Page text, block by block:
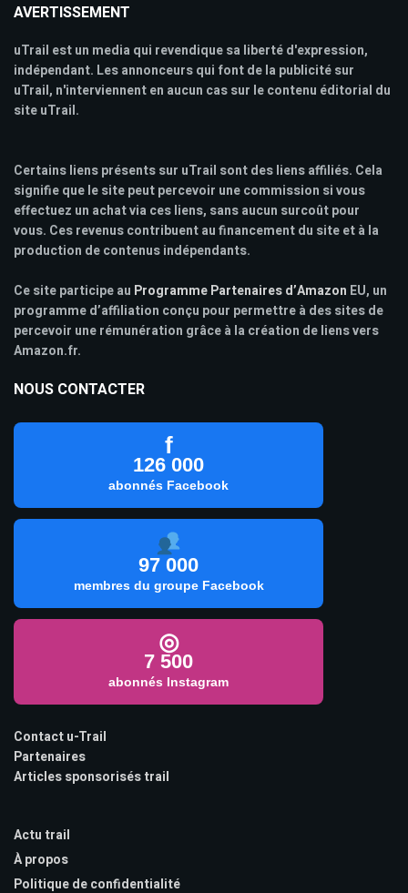
AVERTISSEMENT
uTrail est un media qui revendique sa liberté d'expression,
indépendant. Les annonceurs qui font de la publicité sur
uTrail, n'interviennent en aucun cas sur le contenu éditorial du
site uTrail.
Certains liens présents sur uTrail sont des liens affiliés. Cela
signifie que le site peut percevoir une commission si vous
effectuez un achat via ces liens, sans aucun surcoût pour
vous. Ces revenus contribuent au financement du site et à la
production de contenus indépendants.
Ce site participe au Programme Partenaires d’Amazon EU, un
programme d’affiliation conçu pour permettre à des sites de
percevoir une rémunération grâce à la création de liens vers
Amazon.fr.
NOUS CONTACTER
f
126 000
abonnés Facebook
97 000
membres du groupe Facebook
◎
7 500
abonnés Instagram
Contact u-Trail
Partenaires
Articles sponsorisés trail
Actu trail
À propos
Politique de confidentialité